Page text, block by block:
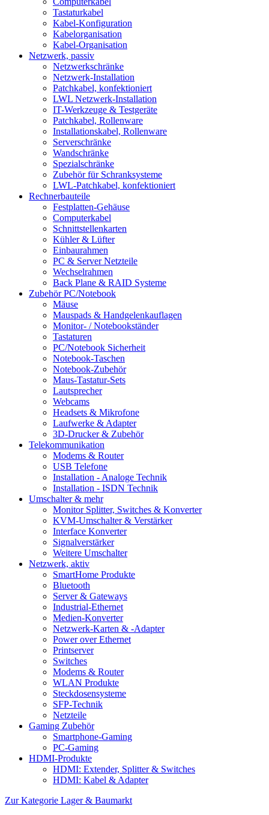
Tastaturkabel
Kabel-Konfiguration
Kabelorganisation
Kabel-Organisation
Netzwerk, passiv
Netzwerkschränke
Netzwerk-Installation
Patchkabel, konfektioniert
LWL Netzwerk-Installation
IT-Werkzeuge & Testgeräte
Patchkabel, Rollenware
Installationskabel, Rollenware
Serverschränke
Wandschränke
Spezialschränke
Zubehör für Schranksysteme
LWL-Patchkabel, konfektioniert
Rechnerbauteile
Festplatten-Gehäuse
Computerkabel
Schnittstellenkarten
Kühler & Lüfter
Einbaurahmen
PC & Server Netzteile
Wechselrahmen
Back Plane & RAID Systeme
Zubehör PC/Notebook
Mäuse
Mauspads & Handgelenkauflagen
Monitor- / Notebookständer
Tastaturen
PC/Notebook Sicherheit
Notebook-Taschen
Notebook-Zubehör
Maus-Tastatur-Sets
Lautsprecher
Webcams
Headsets & Mikrofone
Laufwerke & Adapter
3D-Drucker & Zubehör
Telekommunikation
Modems & Router
USB Telefone
Installation - Analoge Technik
Installation - ISDN Technik
Umschalter & mehr
Monitor Splitter, Switches & Konverter
KVM-Umschalter & Verstärker
Interface Konverter
Signalverstärker
Weitere Umschalter
Netzwerk, aktiv
SmartHome Produkte
Bluetooth
Server & Gateways
Industrial-Ethernet
Medien-Konverter
Netzwerk-Karten & -Adapter
Power over Ethernet
Printserver
Switches
Modems & Router
WLAN Produkte
Steckdosensysteme
SFP-Technik
Netzteile
Gaming Zubehör
Smartphone-Gaming
PC-Gaming
HDMI-Produkte
HDMI: Extender, Splitter & Switches
HDMI: Kabel & Adapter
Zur Kategorie Lager & Baumarkt